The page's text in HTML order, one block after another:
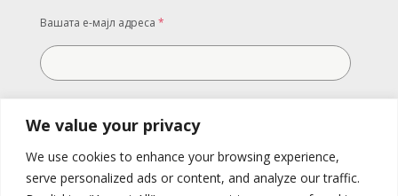
We value your privacy
We use cookies to enhance your browsing experience,
serve personalized ads or content, and analyze our traffic.
Вашата е-мајл адреса *